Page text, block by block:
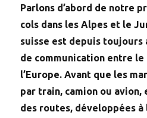
Parlons d’abord de notre
cols dans les Alpes et le
suisse est depuis toujours
de communication entre le
l’Europe. Avant que les
par train, camion ou
des routes, développées à